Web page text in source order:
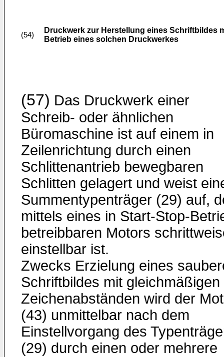
(54)
Druckwerk zur Herstellung eines Schriftbildes
Betrieb eines solchen Druckwerkes
(57) Das Druckwerk einer
Schreib- oder ähnlichen
Büromaschine ist auf einem in
Zeilenrichtung durch einen
Schlittenantrieb bewegbaren
Schlitten gelagert und weist
Summentypenträger (29) auf,
mittels eines in Start-Stop-
betreibbaren Motors
einstellbar ist.
Zwecks Erzielung eines
Schriftbildes mit gleichmäßigen
Zeichenabständen wird der
(43) unmittelbar nach dem
Einstellvorgang des
(29) durch einen oder mehrere